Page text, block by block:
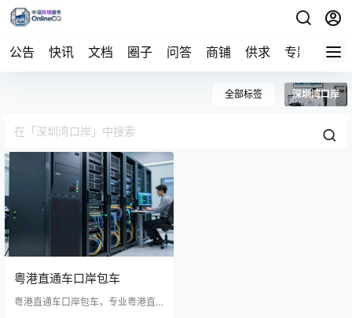
公告 快讯 文档 圈子 问答 商铺 供求 专题 导航
全部标签 深圳湾口岸
粤港直通车口岸包车
粤港直通车口岸包车，专业粤港直